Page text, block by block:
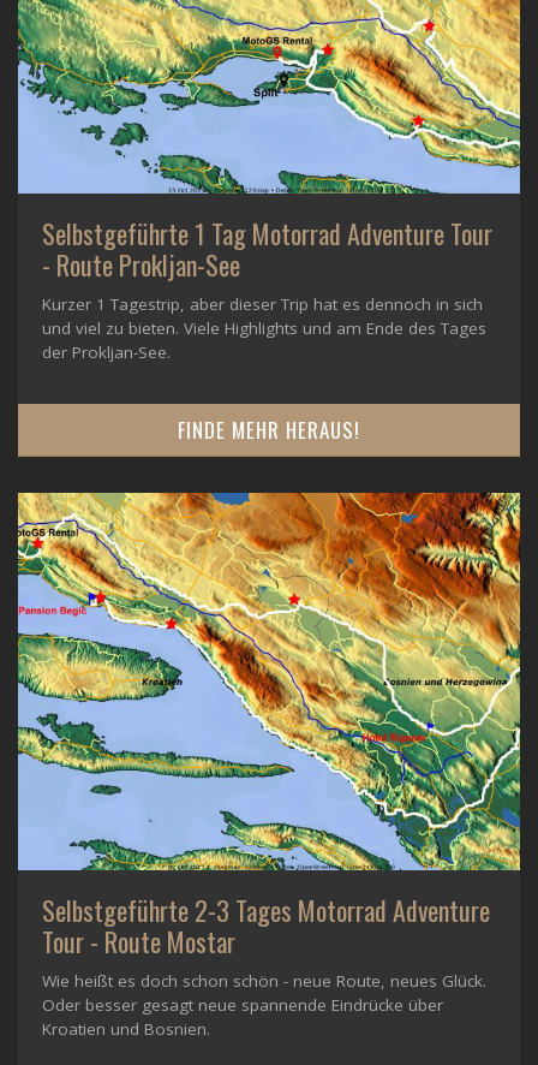
Selbstgeführte 1 Tag Motorrad Adventure Tour
- Route Prokljan-See
Kurzer 1 Tagestrip, aber dieser Trip hat es dennoch in sich
und viel zu bieten. Viele Highlights und am Ende des Tages
der Prokljan-See.
FINDE MEHR HERAUS!
Selbstgeführte 2-3 Tages Motorrad Adventure
Tour - Route Mostar
Wie heißt es doch schon schön - neue Route, neues Glück.
Oder besser gesagt neue spannende Eindrücke über
Kroatien und Bosnien.